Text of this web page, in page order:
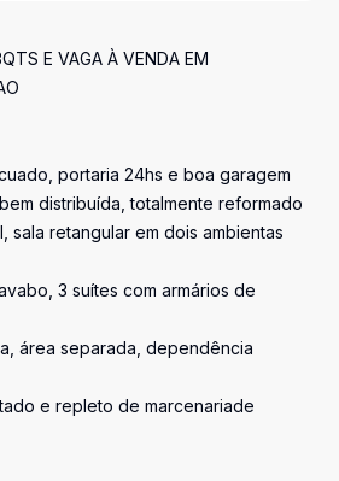
E VAGA À VENDA EM
portaria 24hs e boa garagem
distribuída, totalmente reformado
sala retangular em dois ambientas
3 suítes com armários de
área separada, dependência
e repleto de marcenariade